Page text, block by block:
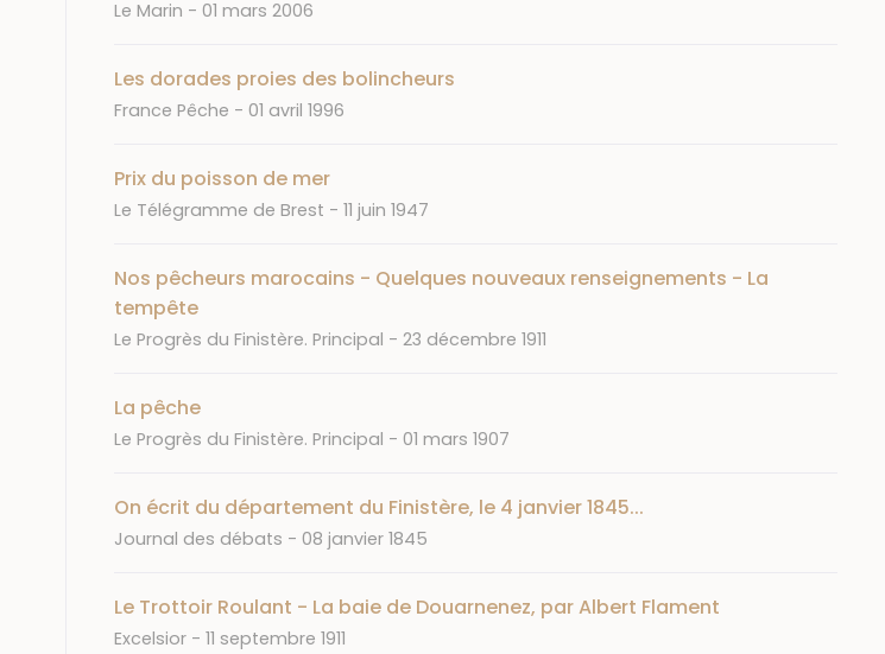
Journal
Le Marin Date
01 mars 2006
Les dorades proies des bolincheurs
Journal
France Pêche Date
01 avril 1996
Prix du poisson de mer
Journal
Le Télégramme de Brest Date
11 juin 1947
Nos pêcheurs marocains - Quelques nouveaux renseignements - La
tempête
Journal
Le Progrès du Finistère. Principal Date
23 décembre 1911
La pêche
Journal
Le Progrès du Finistère. Principal Date
01 mars 1907
On écrit du département du Finistère, le 4 janvier 1845...
Journal
Journal des débats Date
08 janvier 1845
Le Trottoir Roulant - La baie de Douarnenez, par Albert Flament
Journal
Excelsior Date
11 septembre 1911